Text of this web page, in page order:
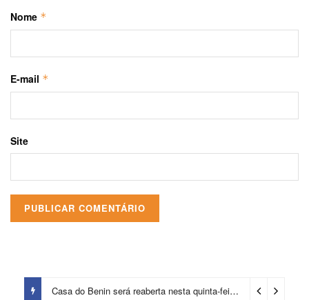
Nome *
E-mail *
Site
Casa do Benin será reaberta nesta quinta-feira (6) 1 dia ago